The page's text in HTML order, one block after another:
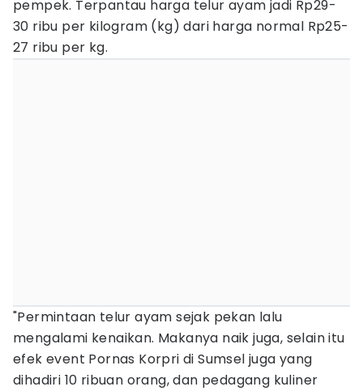
pempek. Terpantau harga telur ayam jadi Rp29-
30 ribu per kilogram (kg) dari harga normal Rp25-
27 ribu per kg.
"Permintaan telur ayam sejak pekan lalu
mengalami kenaikan. Makanya naik juga, selain itu
efek event Pornas Korpri di Sumsel juga yang
dihadiri 10 ribuan orang, dan pedagang kuliner